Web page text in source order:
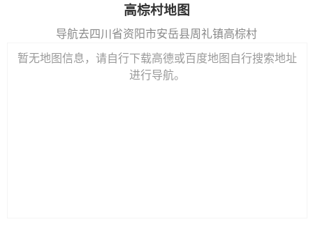
高棕村地图
导航去四川省资阳市安岳县周礼镇高棕村
暂无地图信息，请自行下载高德或百度地图自行搜索地址
进行导航。